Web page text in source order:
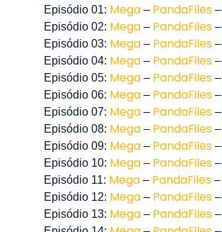
Episódio 01: Mega– PandaFiles–
Episódio 02: Mega– PandaFiles–
Episódio 03: Mega– PandaFiles–
Episódio 04: Mega– PandaFiles–
Episódio 05: Mega– PandaFiles–
Episódio 06: Mega– PandaFiles–
Episódio 07: Mega– PandaFiles–
Episódio 08: Mega– PandaFiles–
Episódio 09: Mega– PandaFiles–
Episódio 10: Mega– PandaFiles–
Episódio 11: Mega – PandaFiles –
Episódio 12: Mega– PandaFiles–
Episódio 13: Mega– PandaFiles–